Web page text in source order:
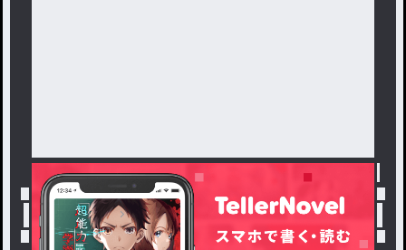
トップ 「ほんわか」最新作：ドレス